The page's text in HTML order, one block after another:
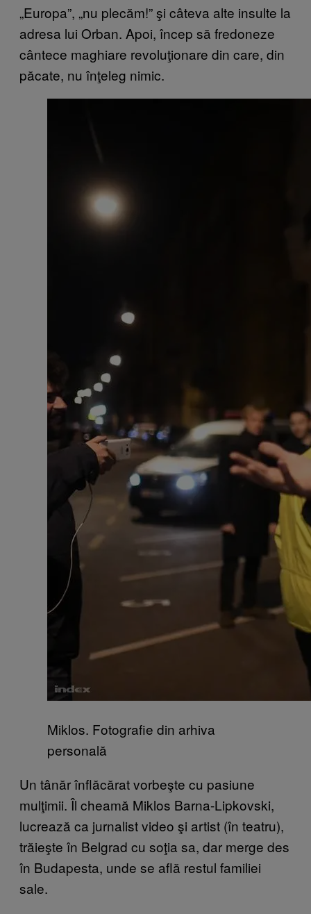
„Europa”, „nu plecăm!” şi câteva alte insulte la
adresa lui Orban. Apoi, încep să fredoneze
cântece maghiare revoluţionare din care, din
păcate, nu înţeleg nimic.
Miklos. Fotografie din arhiva
personală
Un tânăr înflăcărat vorbeşte cu pasiune
mulţimii. Îl cheamă Miklos Barna-Lipkovski,
lucrează ca jurnalist video şi artist (în teatru),
trăieşte în Belgrad cu soţia sa, dar merge des
în Budapesta, unde se află restul familiei
sale.